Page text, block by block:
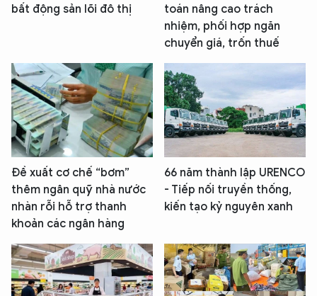
bất động sản lõi đô thị
toán nâng cao trách
nhiệm, phối hợp ngăn
chuyển giá, trốn thuế
Đề xuất cơ chế “bơm”
thêm ngân quỹ nhà nước
nhàn rỗi hỗ trợ thanh
khoản các ngân hàng
66 năm thành lập URENCO
- Tiếp nối truyền thống,
kiến tạo kỷ nguyên xanh